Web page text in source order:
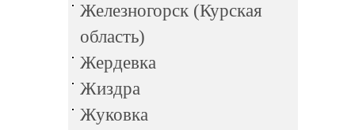
Железногорск (Курская
область)
Жердевка
Жиздра
Жуковка